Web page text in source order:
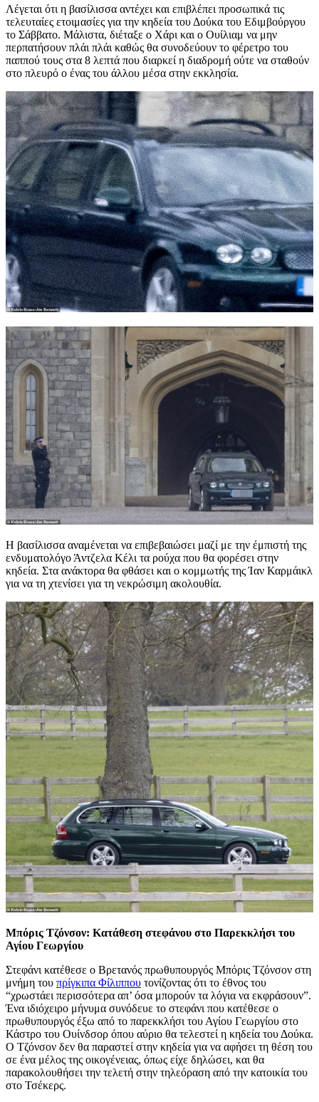
Λέγεται ότι η βασίλισσα αντέχει και επιβλέπει προσωπικά τις
τελευταίες ετοιμασίες για την κηδεία του Δούκα του Εδιμβούργου
το Σάββατο. Μάλιστα, διέταξε ο Χάρι και ο Ουίλιαμ να μην
περπατήσουν πλάι πλάι καθώς θα συνοδεύουν το φέρετρο του
παππού τους στα 8 λεπτά που διαρκεί η διαδρομή ούτε να σταθούν
στο πλευρό ο ένας του άλλου μέσα στην εκκλησία.
Η βασίλισσα αναμένεται να επιβεβαιώσει μαζί με την έμπιστή της
ενδυματολόγο Άντζελα Κέλι τα ρούχα που θα φορέσει στην
κηδεία. Στα ανάκτορα θα φθάσει και ο κομμωτής της Ίαν Καρμάικλ
για να τη χτενίσει για τη νεκρώσιμη ακολουθία.
Μπόρις Τζόνσον: Κατάθεση στεφάνου στο Παρεκκλήσι του
Αγίου Γεωργίου
Στεφάνι κατέθεσε ο Βρετανός πρωθυπουργός Μπόρις Τζόνσον στη
μνήμη του πρίγκιπα Φίλιππου τονίζοντας ότι το έθνος του
“χρωστάει περισσότερα απ’ όσα μπορούν τα λόγια να εκφράσουν”.
Ένα ιδιόχειρο μήνυμα συνόδευε το στεφάνι που κατέθεσε ο
πρωθυπουργός έξω από το παρεκκλήσι του Αγίου Γεωργίου στο
Κάστρο του Ουίνδσορ όπου αύριο θα τελεστεί η κηδεία του Δούκα.
Ο Τζόνσον δεν θα παραστεί στην κηδεία για να αφήσει τη θέση του
σε ένα μέλος της οικογένειας, όπως είχε δηλώσει, και θα
παρακολουθήσει την τελετή στην τηλεόραση από την κατοικία του
στο Τσέκερς.